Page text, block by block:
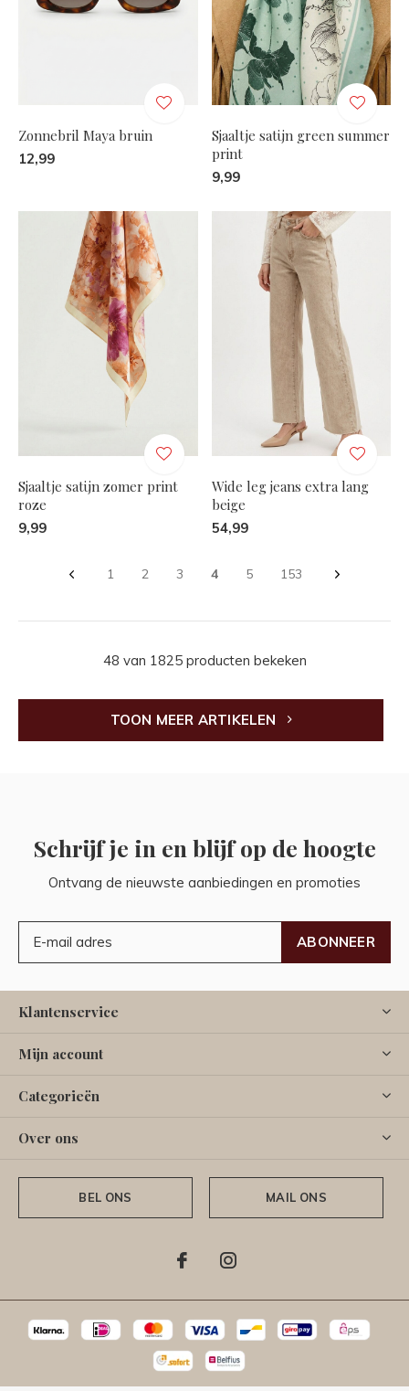
Zonnebril Maya bruin
12,99
Sjaaltje satijn green summer
print
9,99
Sjaaltje satijn zomer print
roze
9,99
Wide leg jeans extra lang
beige
54,99
1 2 3 4 5 153
48 van 1825 producten bekeken
TOON MEER ARTIKELEN
Schrijf je in en blijf op de hoogte
Ontvang de nieuwste aanbiedingen en promoties
ABONNEER
Klantenservice
Mijn account
Categorieën
Over ons
BEL ONS MAIL ONS